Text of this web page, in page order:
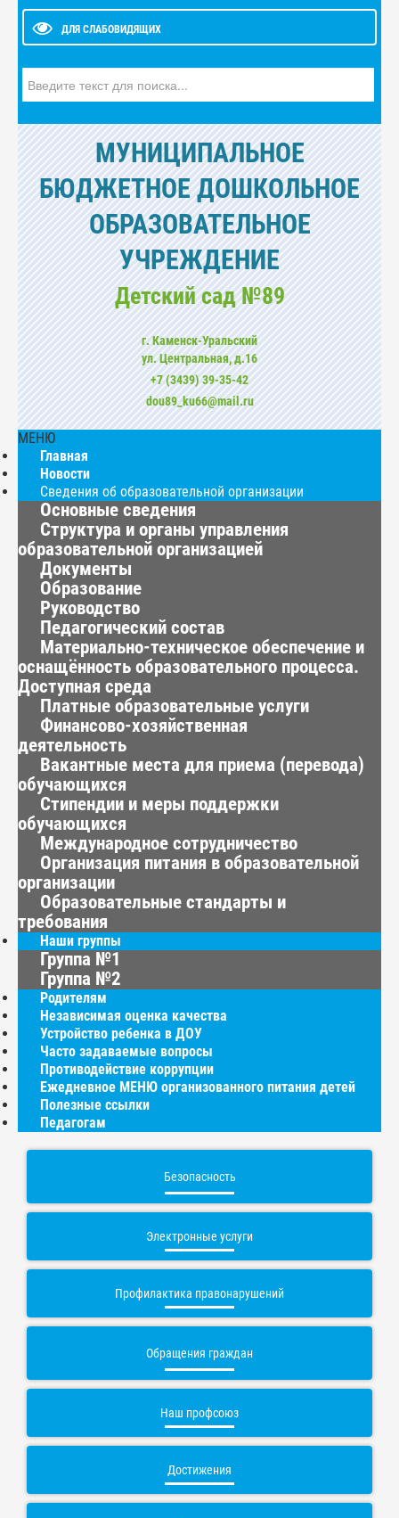
ДЛЯ СЛАБОВИДЯЩИХ
МУНИЦИПАЛЬНОЕ
БЮДЖЕТНОЕ ДОШКОЛЬНОЕ
ОБРАЗОВАТЕЛЬНОЕ
УЧРЕЖДЕНИЕ
Детский сад №89
г. Каменск-Уральский
ул. Центральная, д.16
+7 (3439) 39-35-42
dou89_ku66@mail.ru
МЕНЮ
Главная
Новости
Сведения об образовательной организации
Основные сведения
Структура и органы управления
образовательной организацией
Документы
Образование
Руководство
Педагогический состав
Материально-техническое обеспечение и
оснащённость образовательного процесса.
Доступная среда
Платные образовательные услуги
Финансово-хозяйственная
деятельность
Вакантные места для приема (перевода)
обучающихся
Стипендии и меры поддержки
обучающихся
Международное сотрудничество
Организация питания в образовательной
организации
Образовательные стандарты и
требования
Наши группы
Группа №1
Группа №2
Родителям
Независимая оценка качества
Устройство ребенка в ДОУ
Часто задаваемые вопросы
Противодействие коррупции
Ежедневное МЕНЮ организованного питания детей
Полезные ссылки
Педагогам
Безопасность
Электронные услуги
Профилактика правонарушений
Обращения граждан
Наш профсоюз
Достижения